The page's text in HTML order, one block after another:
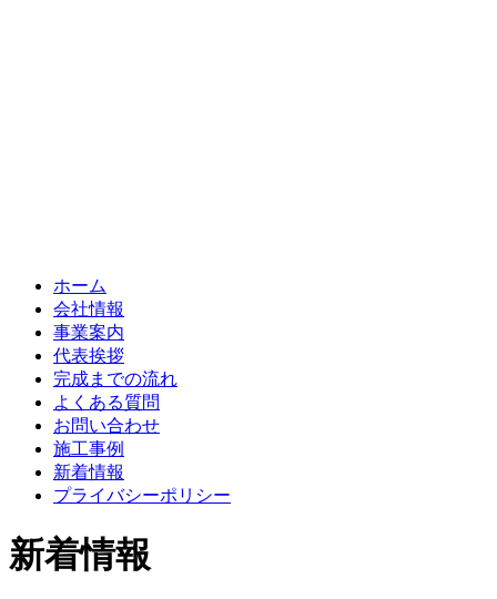
ホーム
会社情報
事業案内
代表挨拶
完成までの流れ
よくある質問
お問い合わせ
施工事例
新着情報
プライバシーポリシー
新着情報